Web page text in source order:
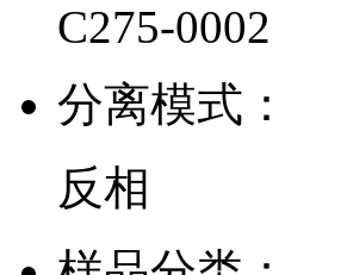
C275-0002
分离模式：
反相